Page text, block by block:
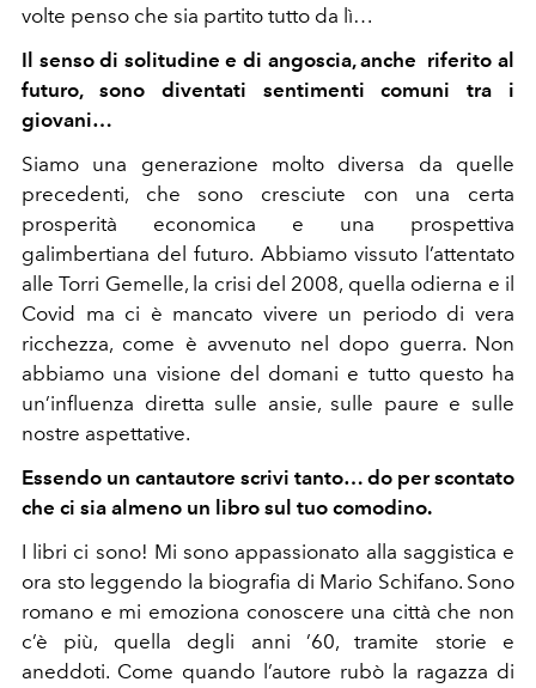
volte penso che sia partito tutto da lì…
Il senso di solitudine e di angoscia, anche riferito al
futuro, sono diventati sentimenti comuni tra i
giovani…
Siamo una generazione molto diversa da quelle
precedenti, che sono cresciute con una certa
prosperità economica e una prospettiva
galimbertiana del futuro. Abbiamo vissuto l’attentato
alle Torri Gemelle, la crisi del 2008, quella odierna e il
Covid ma ci è mancato vivere un periodo di vera
ricchezza, come è avvenuto nel dopo guerra. Non
abbiamo una visione del domani e tutto questo ha
un’influenza diretta sulle ansie, sulle paure e sulle
nostre aspettative.
Essendo un cantautore scrivi tanto… do per scontato
che ci sia almeno un libro sul tuo comodino.
I libri ci sono! Mi sono appassionato alla saggistica e
ora sto leggendo la biografia di Mario Schifano. Sono
romano e mi emoziona conoscere una città che non
c’è più, quella degli anni ’60, tramite storie e
aneddoti. Come quando l’autore rubò la ragazza di